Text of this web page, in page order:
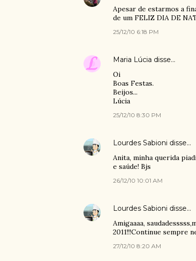
Apesar de estarmos a
de um FELIZ DIA DE
25/12/10 6:18 PM
Maria Lúcia disse…
Oi
Boas Festas.
Beijos...
Lúcia
25/12/10 8:30 PM
Lourdes Sabioni disse…
Anita, minha querida
e saúde! Bjs
26/12/10 10:01 AM
Lourdes Sabioni disse…
Amigaaaa,
2011!!!Continue sempre
27/12/10 8:20 AM